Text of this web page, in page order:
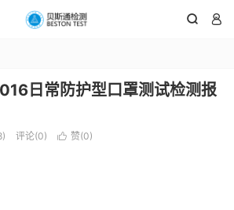
 
日常防护型口罩测试检测报
评论(0)  赞(0)